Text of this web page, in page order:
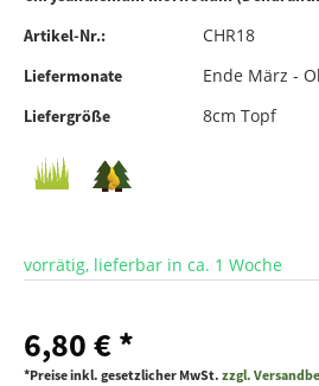
Artikel-Nr.:
CHR18
Liefermonate Ende März -
Liefergröße 8cm Topf
vorrätig, lieferbar in ca. 1 Woche
6,80 € *
*Preise inkl. gesetzlicher MwSt. zzgl.